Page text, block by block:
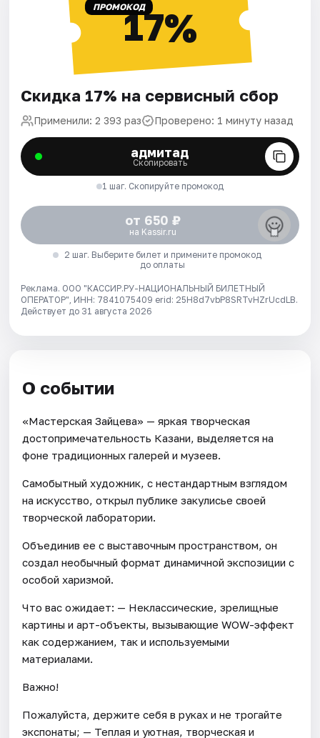
ПРОМОКОД17%
Скидка 17% на сервисный сбор
Применили: 2 393 раз Проверено: 1 минуту назад
адмитад
Скопировать
1 шаг. Скопируйте промокод
от 650 ₽
на Kassir.ru
2 шаг. Выберите билет и примените промокод
до оплаты
Реклама. ООО "КАССИР.РУ-НАЦИОНАЛЬНЫЙ БИЛЕТНЫЙ
ОПЕРАТОР", ИНН: 7841075409 erid: 25H8d7vbP8SRTvHZrUcdLB.
Действует до 31 августа 2026
О событии
«Мастерская Зайцева» — яркая творческая
достопримечательность Казани, выделяется на
фоне традиционных галерей и музеев.
Самобытный художник, с нестандартным взглядом
на искусство, открыл публике закулисье своей
творческой лаборатории.
Объединив ее с выставочным пространством, он
создал необычный формат динамичной экспозиции с
особой харизмой.
Что вас ожидает: — Неклассические, зрелищные
картины и арт-объекты, вызывающие WOW-эффект
как содержанием, так и используемыми
материалами.
Важно!
Пожалуйста, держите себя в руках и не трогайте
экспонаты; — Теплая и уютная, творческая и